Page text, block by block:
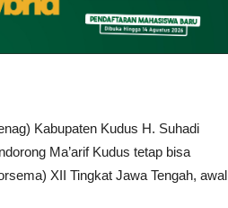
Kabupaten Kudus H. Suhadi
Ma’arif Kudus tetap bisa
XII Tingkat Jawa Tengah, awal